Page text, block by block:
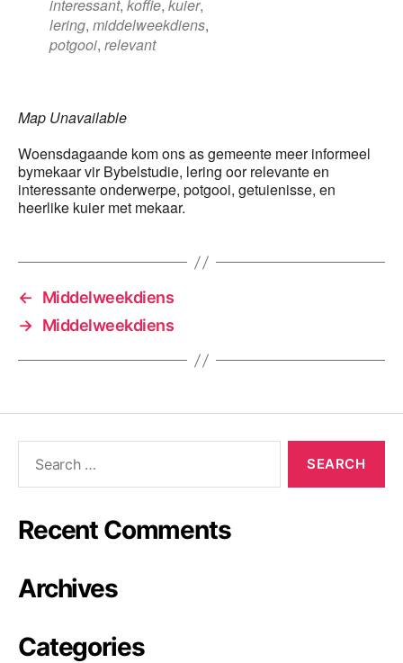
interessant, koffie, kuier,
lering, middelweekdiens,
potgooi, relevant
Map Unavailable
Woensdagaande kom ons as gemeente meer informeel
bymekaar vir Bybelstudie, lering oor relevante en
interessante onderwerpe, potgooi, getuienisse, en
heerlike kuier met mekaar.
←
Middelweekdiens
→ Middelweekdiens
Recent Comments
Archives
Categories